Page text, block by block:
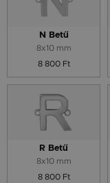
N Betű
8x10 mm
8 800 Ft
R Betű
8x10 mm
8 800 Ft